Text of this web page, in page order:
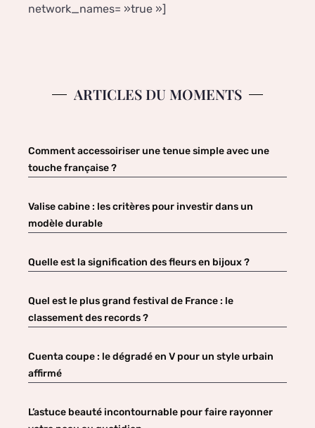
network_names= »true »]
ARTICLES DU MOMENTS
Comment accessoiriser une tenue simple avec une
touche française ?
Valise cabine : les critères pour investir dans un
modèle durable
Quelle est la signification des fleurs en bijoux ?
Quel est le plus grand festival de France : le
classement des records ?
Cuenta coupe : le dégradé en V pour un style urbain
affirmé
L’astuce beauté incontournable pour faire rayonner